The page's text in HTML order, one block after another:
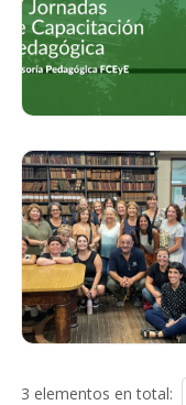
3 elementos en total: